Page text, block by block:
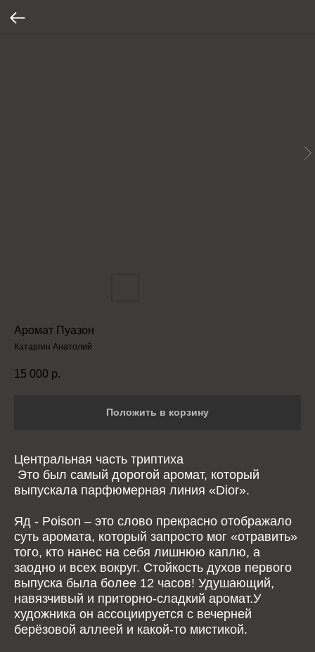
Аромат Пуазон
Катаргин Анатолий
15 000 р.
Положить в корзину
Центральная часть триптиха
Это был самый дорогой аромат, который
выпускала парфюмерная линия «Dior».
Яд - Poison – это слово прекрасно отображало
суть аромата, который запросто мог «отравить»
того, кто нанес на себя лишнюю каплю, а
заодно и всех вокруг. Стойкость духов первого
выпуска была более 12 часов! Удушающий,
навязчивый и приторно-сладкий аромат.У
художника он ассоциируется с вечерней
берёзовой аллеей и какой-то мистикой.